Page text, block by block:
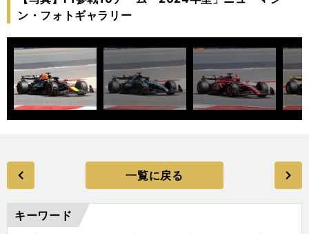
ン・フォトギャラリー
一覧に戻る
キーワード